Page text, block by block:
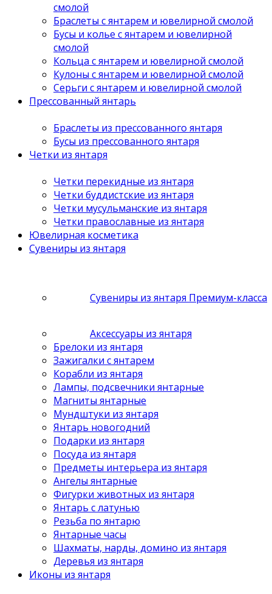
смолой
Браслеты с янтарем и ювелирной смолой
Бусы и колье с янтарем и ювелирной
смолой
Кольца с янтарем и ювелирной смолой
Кулоны с янтарем и ювелирной смолой
Серьги с янтарем и ювелирной смолой
Прессованный янтарь
Браслеты из прессованного янтаря
Бусы из прессованного янтаря
Четки из янтаря
Четки перекидные из янтаря
Четки буддистские из янтаря
Четки мусульманские из янтаря
Четки православные из янтаря
Ювелирная косметика
Сувениры из янтаря
Сувениры из янтаря Премиум-класса
Аксессуары из янтаря
Брелоки из янтаря
Зажигалки с янтарем
Корабли из янтаря
Лампы, подсвечники янтарные
Магниты янтарные
Мундштуки из янтаря
Янтарь новогодний
Подарки из янтаря
Посуда из янтаря
Предметы интерьера из янтаря
Ангелы янтарные
Фигурки животных из янтаря
Янтарь с латунью
Резьба по янтарю
Янтарные часы
Шахматы, нарды, домино из янтаря
Деревья из янтаря
Иконы из янтаря